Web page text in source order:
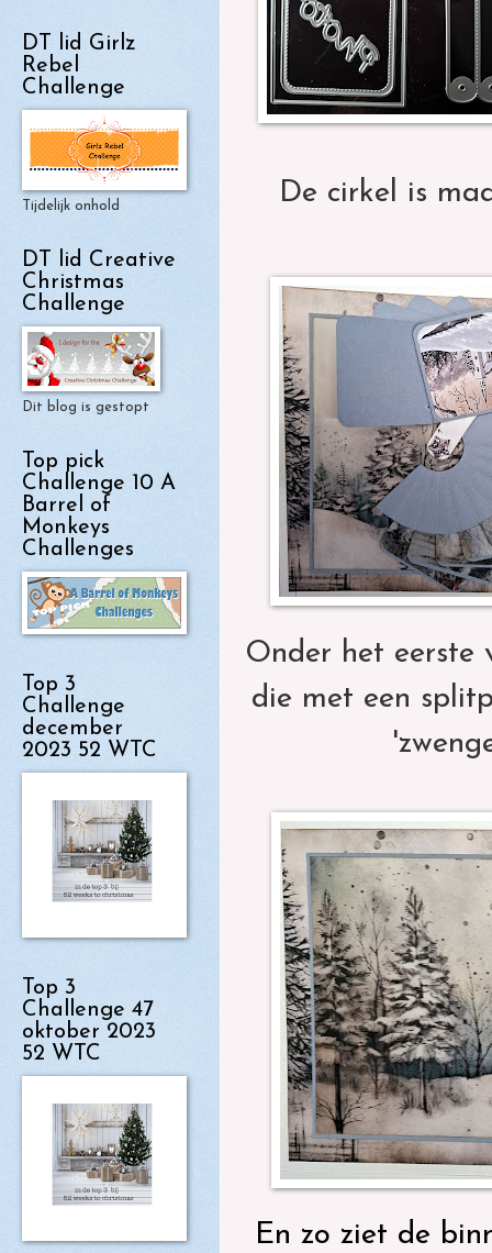
De cirkel is
Onder het eerste
die met een
En zo ziet de
DT lid Girlz
Rebel
Challenge
Tijdelijk onhold
DT lid Creative
Christmas
Challenge
Dit blog is gestopt
Top pick
Challenge 10 A
Barrel of
Monkeys
Challenges
Top 3
Challenge
december
2023 52 WTC
Top 3
Challenge 47
oktober 2023
52 WTC